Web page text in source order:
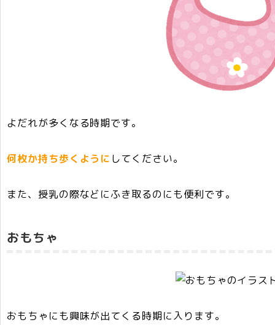
よだれが多くなる時期です。
何枚か持ち歩くように してください。
また、授乳の際などにふき取るのにも便利です。
おもちゃ
おもちゃにも興味が出てくる時期に入ります。